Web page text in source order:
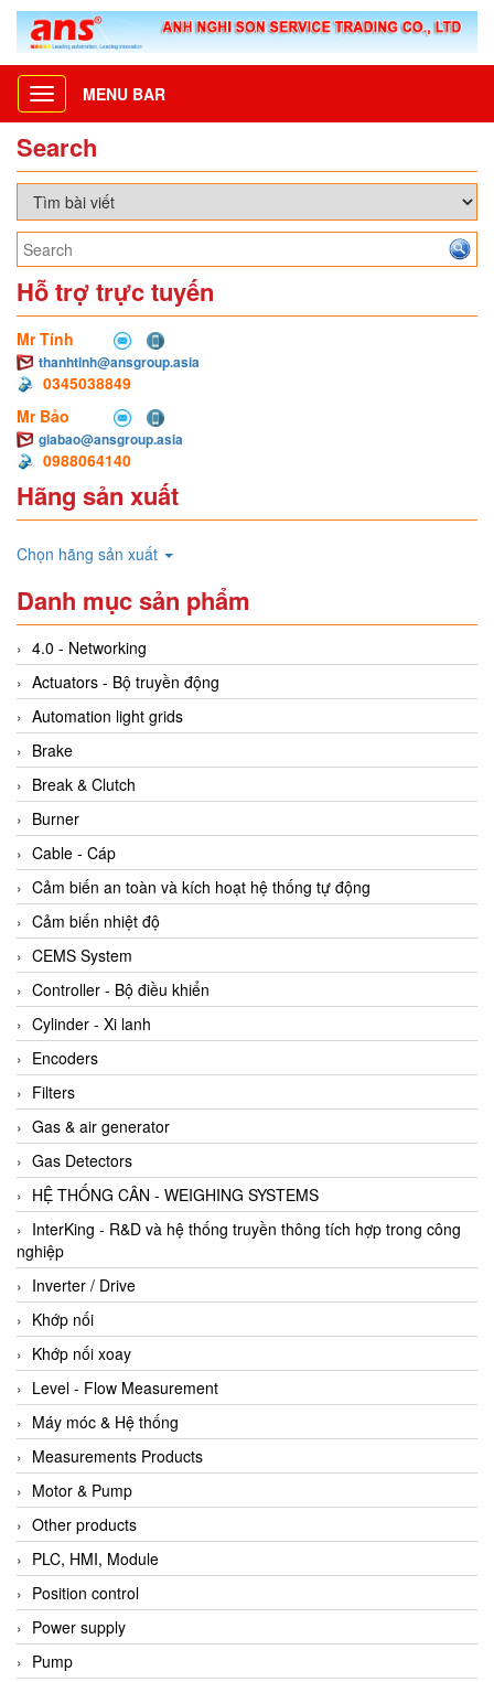
Toggle
navigation
MENU BAR
Search
Hỗ trợ trực tuyến
Mr Tính
thanhtinh@ansgroup.asia
0345038849
Mr Bảo
giabao@ansgroup.asia
0988064140
Hãng sản xuất
Chọn hãng sản xuất
Danh mục sản phẩm
4.0 - Networking
Actuators - Bộ truyền động
Automation light grids
Brake
Break & Clutch
Burner
Cable - Cáp
Cảm biến an toàn và kích hoạt hệ thống tự động
Cảm biến nhiệt độ
CEMS System
Controller - Bộ điều khiển
Cylinder - Xi lanh
Encoders
Filters
Gas & air generator
Gas Detectors
HỆ THỐNG CÂN - WEIGHING SYSTEMS
InterKing - R&D và hệ thống truyền thông tích hợp trong công
nghiệp
Inverter / Drive
Khớp nối
Khớp nối xoay
Level - Flow Measurement
Máy móc & Hệ thống
Measurements Products
Motor & Pump
Other products
PLC, HMI, Module
Position control
Power supply
Pump